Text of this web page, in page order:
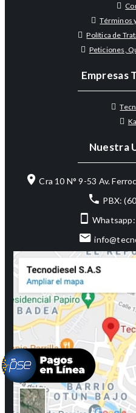
Términos
Política de
Peticiones,
Empresas
Nuestra
Cra 10 N° 9-53 Av.
PBX: